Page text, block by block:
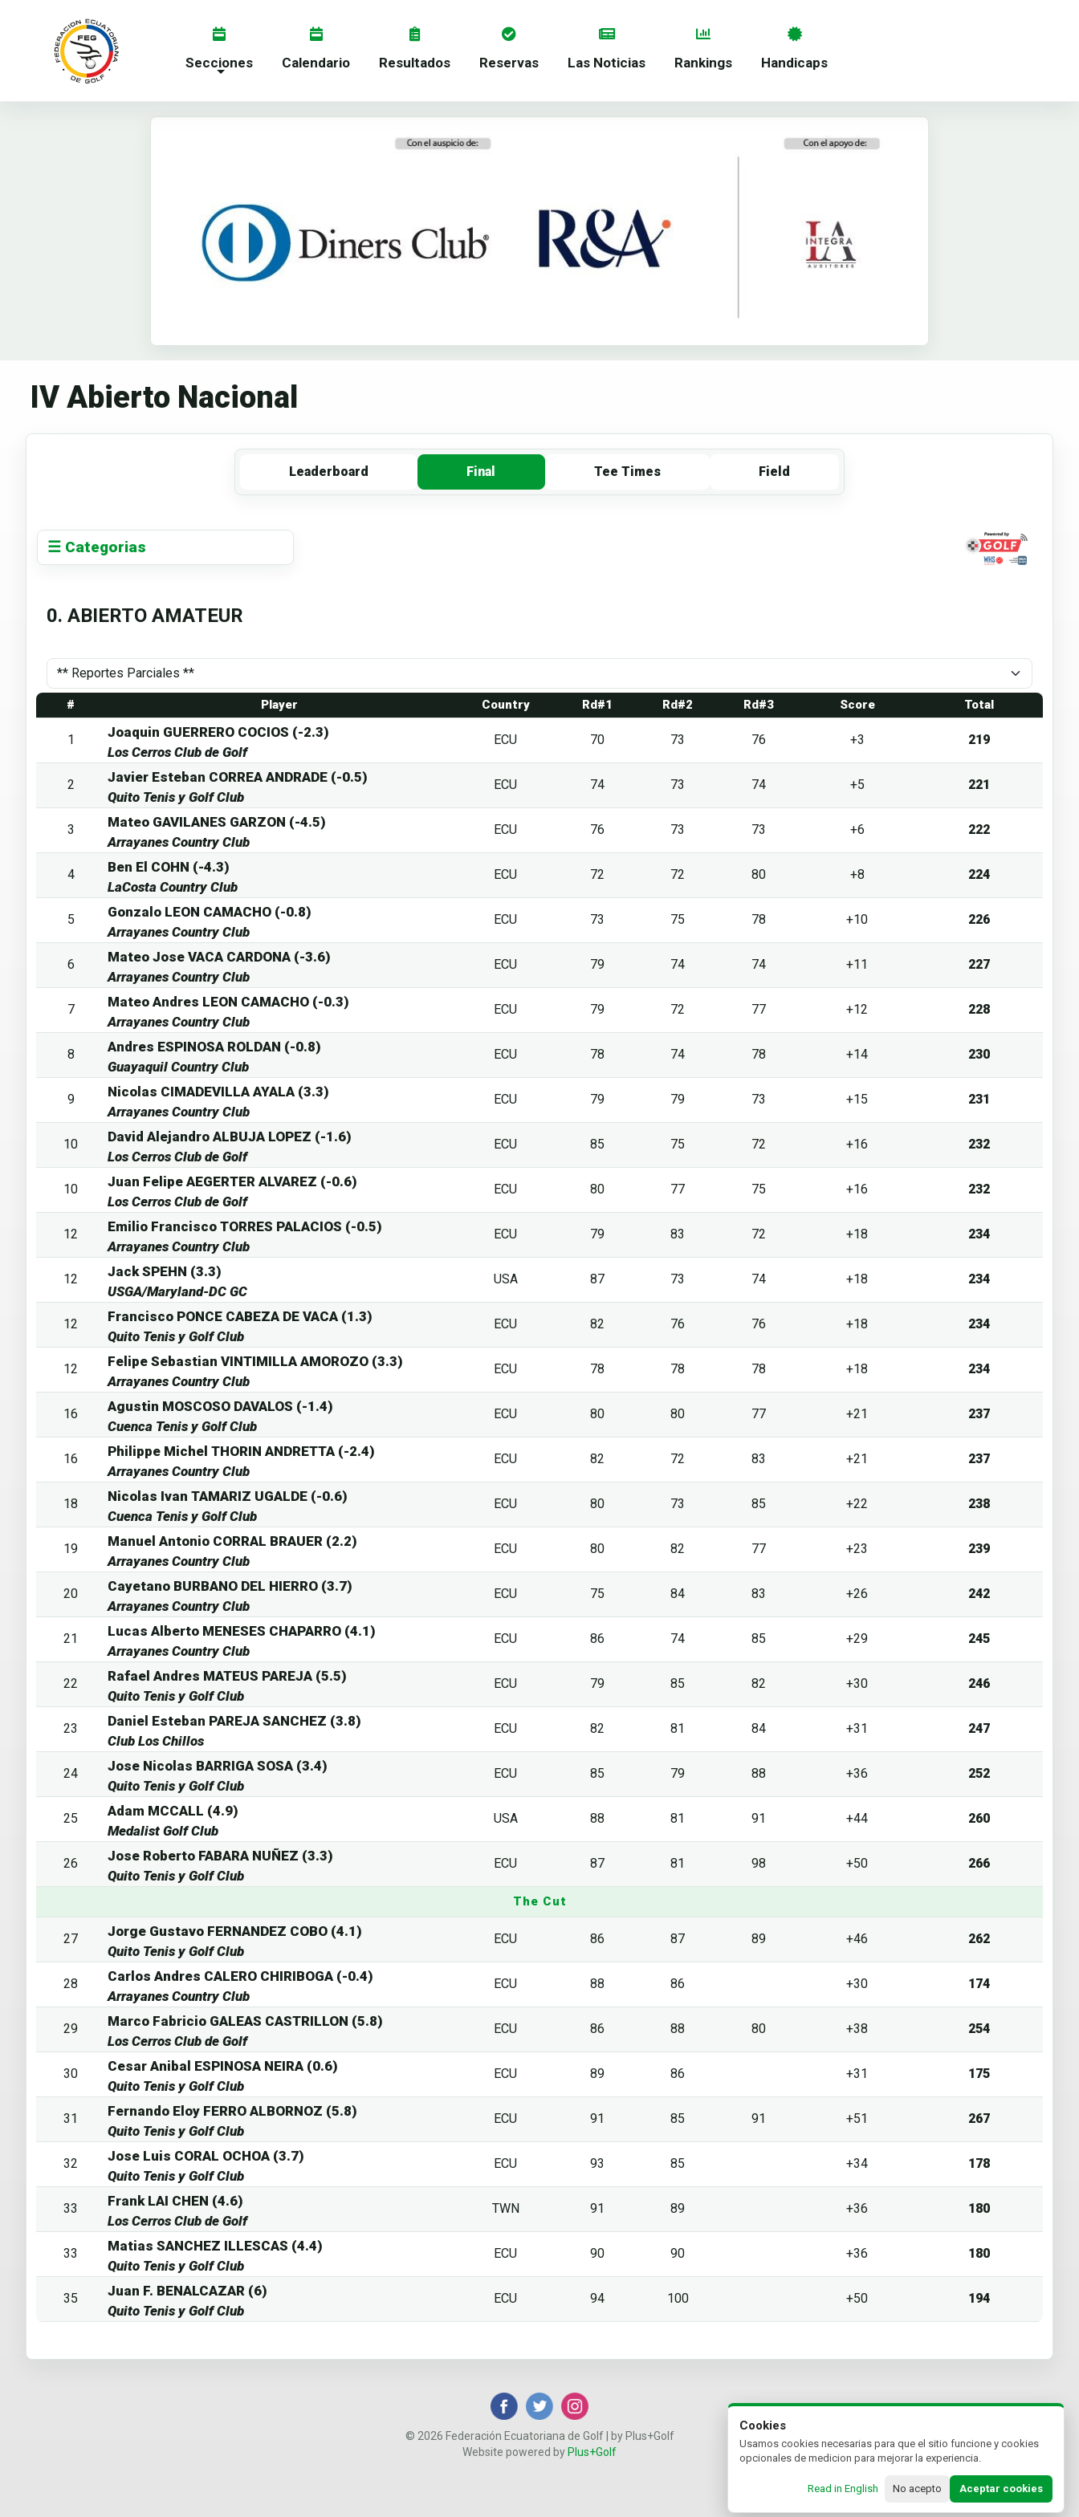
Secciones Calendario Resultados Reservas Las Noticias Rankings Handicaps
IV Abierto Nacional
Leaderboard Final Tee Times Field
☰ Categorias
0. ABIERTO AMATEUR
# Player Country Rd#1 Rd#2 Rd#3 Score Total
1
Joaquin GUERRERO COCIOS (-2.3)
Los Cerros Club de Golf
ECU 70 73 76 +3 219
2
Javier Esteban CORREA ANDRADE (-0.5)
Quito Tenis y Golf Club
ECU 74 73 74 +5 221
3
Mateo GAVILANES GARZON (-4.5)
Arrayanes Country Club
ECU 76 73 73 +6 222
4
Ben El COHN (-4.3)
LaCosta Country Club
ECU 72 72 80 +8 224
5
Gonzalo LEON CAMACHO (-0.8)
Arrayanes Country Club
ECU 73 75 78 +10 226
6
Mateo Jose VACA CARDONA (-3.6)
Arrayanes Country Club
ECU 79 74 74 +11 227
7
Mateo Andres LEON CAMACHO (-0.3)
Arrayanes Country Club
ECU 79 72 77 +12 228
8
Andres ESPINOSA ROLDAN (-0.8)
Guayaquil Country Club
ECU 78 74 78 +14 230
9
Nicolas CIMADEVILLA AYALA (3.3)
Arrayanes Country Club
ECU 79 79 73 +15 231
10
David Alejandro ALBUJA LOPEZ (-1.6)
Los Cerros Club de Golf
ECU 85 75 72 +16 232
10
Juan Felipe AEGERTER ALVAREZ (-0.6)
Los Cerros Club de Golf
ECU 80 77 75 +16 232
12
Emilio Francisco TORRES PALACIOS (-0.5)
Arrayanes Country Club
ECU 79 83 72 +18 234
12
Jack SPEHN (3.3)
USGA/Maryland-DC GC
USA 87 73 74 +18 234
12
Francisco PONCE CABEZA DE VACA (1.3)
Quito Tenis y Golf Club
ECU 82 76 76 +18 234
12
Felipe Sebastian VINTIMILLA AMOROZO (3.3)
Arrayanes Country Club
ECU 78 78 78 +18 234
16
Agustin MOSCOSO DAVALOS (-1.4)
Cuenca Tenis y Golf Club
ECU 80 80 77 +21 237
16
Philippe Michel THORIN ANDRETTA (-2.4)
Arrayanes Country Club
ECU 82 72 83 +21 237
18
Nicolas Ivan TAMARIZ UGALDE (-0.6)
Cuenca Tenis y Golf Club
ECU 80 73 85 +22 238
19
Manuel Antonio CORRAL BRAUER (2.2)
Arrayanes Country Club
ECU 80 82 77 +23 239
20
Cayetano BURBANO DEL HIERRO (3.7)
Arrayanes Country Club
ECU 75 84 83 +26 242
21
Lucas Alberto MENESES CHAPARRO (4.1)
Arrayanes Country Club
ECU 86 74 85 +29 245
22
Rafael Andres MATEUS PAREJA (5.5)
Quito Tenis y Golf Club
ECU 79 85 82 +30 246
23
Daniel Esteban PAREJA SANCHEZ (3.8)
Club Los Chillos
ECU 82 81 84 +31 247
24
Jose Nicolas BARRIGA SOSA (3.4)
Quito Tenis y Golf Club
ECU 85 79 88 +36 252
25
Adam MCCALL (4.9)
Medalist Golf Club
USA 88 81 91 +44 260
26
Jose Roberto FABARA NUÑEZ (3.3)
Quito Tenis y Golf Club
ECU 87 81 98 +50 266
The Cut
27
Jorge Gustavo FERNANDEZ COBO (4.1)
Quito Tenis y Golf Club
ECU 86 87 89 +46 262
28
Carlos Andres CALERO CHIRIBOGA (-0.4)
Arrayanes Country Club
ECU 88 86 +30 174
29
Marco Fabricio GALEAS CASTRILLON (5.8)
Los Cerros Club de Golf
ECU 86 88 80 +38 254
30
Cesar Anibal ESPINOSA NEIRA (0.6)
Quito Tenis y Golf Club
ECU 89 86 +31 175
31
Fernando Eloy FERRO ALBORNOZ (5.8)
Quito Tenis y Golf Club
ECU 91 85 91 +51 267
32
Jose Luis CORAL OCHOA (3.7)
Quito Tenis y Golf Club
ECU 93 85 +34 178
33
Frank LAI CHEN (4.6)
Los Cerros Club de Golf
TWN 91 89 +36 180
33
Matias SANCHEZ ILLESCAS (4.4)
Quito Tenis y Golf Club
ECU 90 90 +36 180
35
Juan F. BENALCAZAR (6)
Quito Tenis y Golf Club
ECU 94 100 +50 194
© 2026 Federación Ecuatoriana de Golf | by Plus+Golf
Website powered byPlus+Golf
Cookies
Usamos cookies necesarias para que el sitio funcione y cookies
opcionales de medicion para mejorar la experiencia.
Read in English No acepto Aceptar cookies